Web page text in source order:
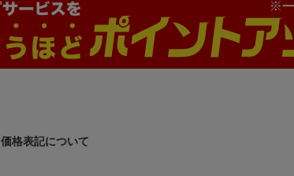
価格表記について